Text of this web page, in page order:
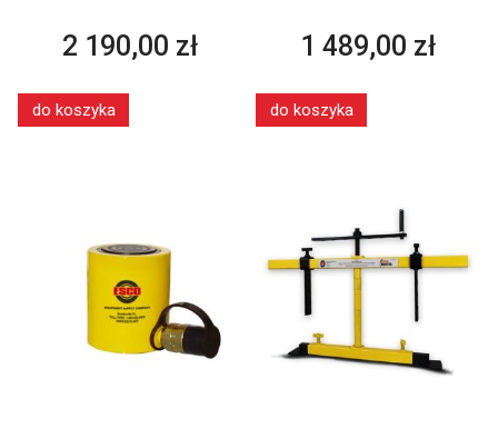
2 190,00 zł
do koszyka
1 489,00 zł
do koszyka